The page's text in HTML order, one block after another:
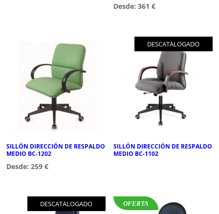
Desde:361€
SILLÓN DIRECCIÓN DE RESPALDO
MEDIO BC-1202
Desde:259€
DESCATALOGADO
SILLÓN DIRECCIÓN DE RESPALDO
MEDIO BC-1102
DESCATALOGADO OFERTA